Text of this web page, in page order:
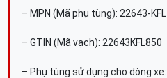
– MPN (Mã phụ tùng): 22643-
– GTIN (Mã vạch): 22643KFL850
– Phụ tùng sử dụng cho dòng xe: